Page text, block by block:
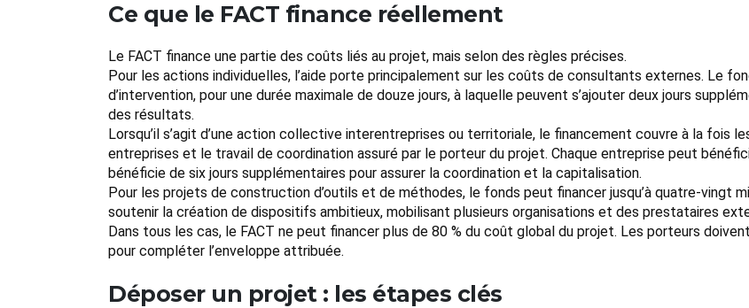
Ce que le FACT finance réellement
Le FACT finance une partie des coûts liés au projet, mais selon des règles précises.
Pour les actions individuelles, l’aide porte principalement sur les coûts de consultants externes. Le
d’intervention, pour une durée maximale de douze jours, à laquelle peuvent s’ajouter deux jours
des résultats.
Lorsqu’il s’agit d’une action collective interentreprises ou territoriale, le financement couvre à la fois
entreprises et le travail de coordination assuré par le porteur du projet. Chaque entreprise peut
bénéficie de six jours supplémentaires pour assurer la coordination et la capitalisation.
Pour les projets de construction d’outils et de méthodes, le fonds peut financer jusqu’à quatre-vingt
soutenir la création de dispositifs ambitieux, mobilisant plusieurs organisations et des prestataires
Dans tous les cas, le FACT ne peut financer plus de 80 % du coût global du projet. Les porteurs
pour compléter l’enveloppe attribuée.
Déposer un projet : les étapes clés